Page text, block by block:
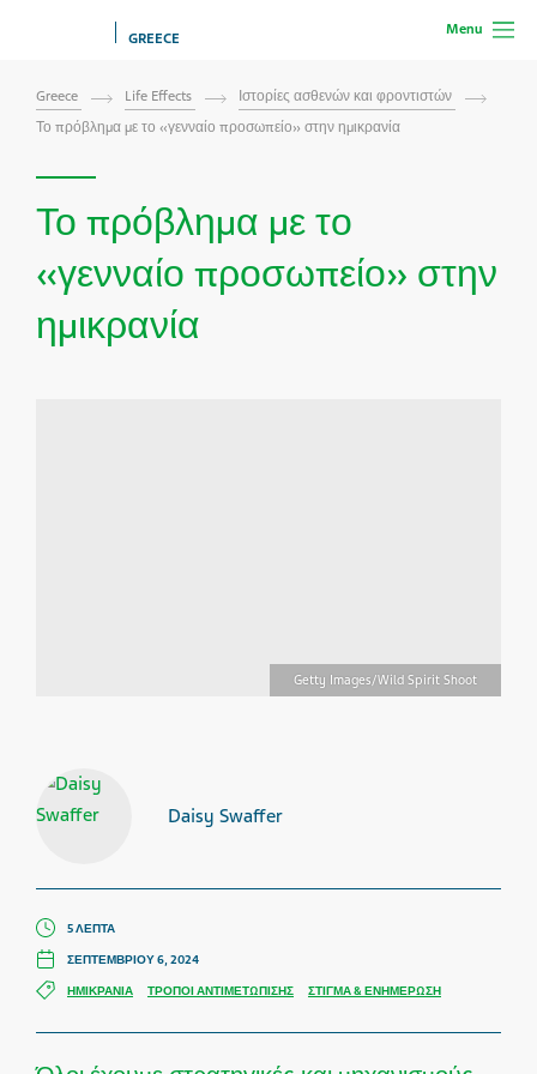
Menu
GREECE
Greece Life Effects
Ιστορίες ασθενών και φροντιστών
Το πρόβλημα με το «γενναίο προσωπείο» στην ημικρανία
Το πρόβλημα με το
«γενναίο προσωπείο» στην
ημικρανία
Getty Images/Wild Spirit Shoot
Daisy Swaffer
5 ΛΕΠΤΆ
ΣΕΠΤΕΜΒΡΊΟΥ 6, 2024
ΗΜΙΚΡΑΝΊΑ ΤΡΌΠΟΙ ΑΝΤΙΜΕΤΏΠΙΣΗΣ ΣΤΊΓΜΑ & ΕΝΗΜΈΡΩΣΗ